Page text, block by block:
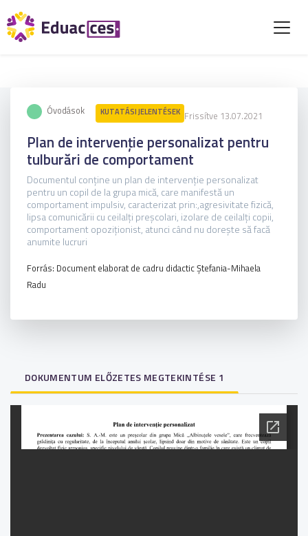
Óvodások KUTATÁSI JELENTÉSEK Frissítve 13.07.2021
Plan de intervenție personalizat pentru
tulburări de comportament
Documentul conține un plan de intervenție personalizat
pentru un copil de la grupa mică, care manifestă un
comportament impulsiv, caracterizat prin:,agresivitate fizică,
lipsa comunicării cu ceilalți preșcolari, izolare de ceilalți copii,
comportament opoziționist, atunci când nu dorește să facă
anumite lucruri
Forrás: Document elaborat de cadru didactic Ștefania-Mihaela
Radu
DOKUMENTUM ELŐZETES MEGTEKINTÉSE 1